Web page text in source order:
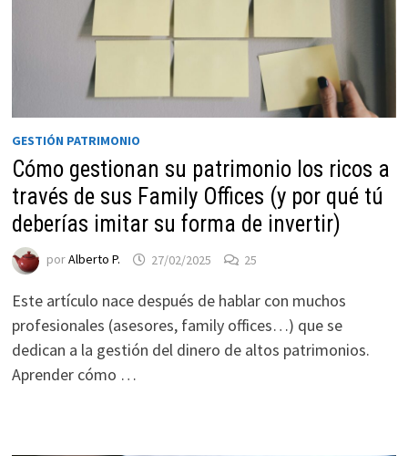
GESTIÓN PATRIMONIO
Cómo gestionan su patrimonio los ricos a
través de sus Family Offices (y por qué tú
deberías imitar su forma de invertir)
porAlberto P. 27/02/2025 25
Este artículo nace después de hablar con muchos
profesionales (asesores, family offices…) que se
dedican a la gestión del dinero de altos patrimonios.
Aprender cómo …